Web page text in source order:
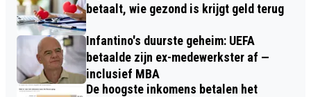
betaalt, wie gezond is krijgt geld terug
Infantino's duurste geheim: UEFA
betaalde zijn ex-medewerkster af —
inclusief MBA
De hoogste inkomens betalen het